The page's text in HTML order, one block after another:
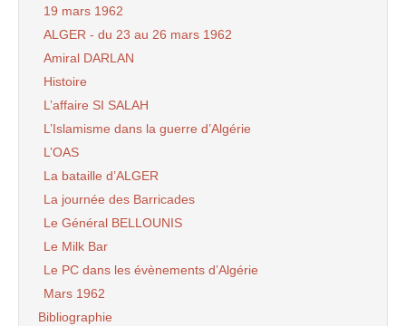
19 mars 1962
ALGER - du 23 au 26 mars 1962
Amiral DARLAN
Histoire
L’affaire SI SALAH
L’Islamisme dans la guerre d’Algérie
L’OAS
La bataille d’ALGER
La journée des Barricades
Le Général BELLOUNIS
Le Milk Bar
Le PC dans les évènements d’Algérie
Mars 1962
Bibliographie